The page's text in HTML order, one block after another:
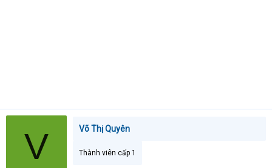
V Võ Thị Quyên
Thành viên cấp 1